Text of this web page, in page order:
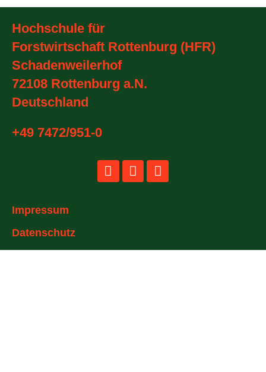
Hochschule für
Forstwirtschaft Rottenburg (HFR)
Schadenweilerhof
72108 Rottenburg a.N.
Deutschland
+49 7472/951-0
Impressum
Datenschutz